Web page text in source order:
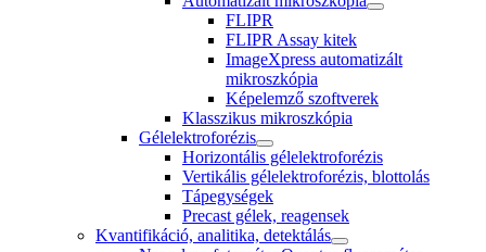
FLIPR
FLIPR Assay kitek
ImageXpress automatizált
mikroszkópia
Képelemző szoftverek
Klasszikus mikroszkópia
Gélelektroforézis
Horizontális gélelektroforézis
Vertikális gélelektroforézis, blottolás
Tápegységek
Precast gélek, reagensek
Kvantifikáció, analitika, detektálás